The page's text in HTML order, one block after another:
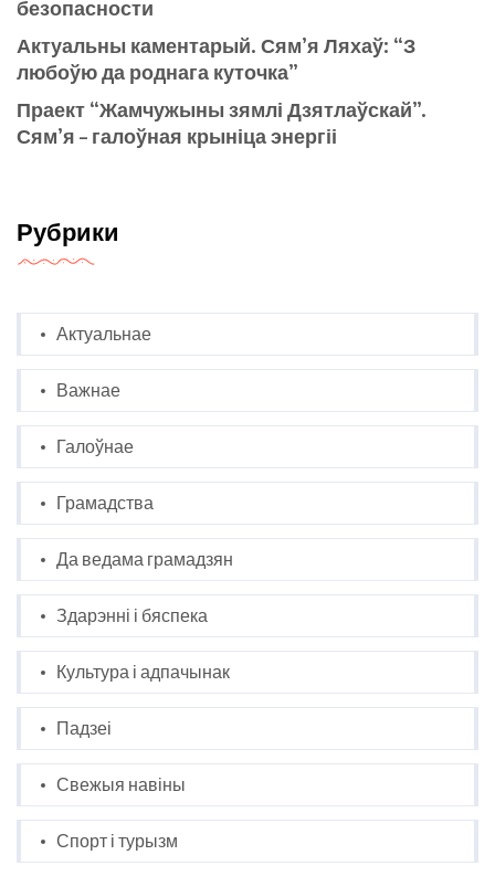
безопасности
Актуальны каментарый. Сям’я Ляхаў: “З
любоўю да роднага куточка”
Праект “Жамчужыны зямлі Дзятлаўскай”.
Сям’я – галоўная крыніца энергіі
Рубрики
Актуальнае
Важнае
Галоўнае
Грамадства
Да ведама грамадзян
Здарэнні і бяспека
Культура і адпачынак
Падзеі
Свежыя навіны
Спорт і турызм